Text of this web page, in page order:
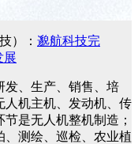
）： 邈航科技完
展
发、生产、销售、培
人机主机、发动机、传
是无人机整机制造；
测绘、巡检、农业植